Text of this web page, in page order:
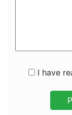
I have